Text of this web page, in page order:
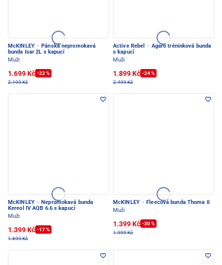
McKINLEY · Pánská nepromokavá
bunda Isar 2L s kapucí
Muži
1.699 Kč -22 %
2.199 Kč
Active Rebel · Agaro tréninková bunda
s kapucí
Muži
1.899 Kč -24 %
2.499 Kč
McKINLEY · Nepromokavá bunda
Kereol IV AQB 6.6 s kapucí
Muži
1.399 Kč -17 %
1.699 Kč
McKINLEY · Fleecová bunda Thoma II
Muži
1.399 Kč -30 %
1.999 Kč